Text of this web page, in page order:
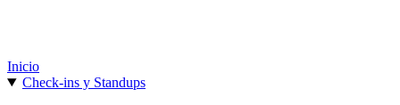
Inicio
Check-ins y Standups